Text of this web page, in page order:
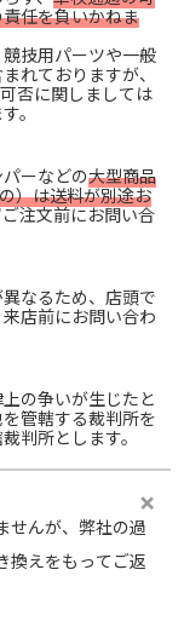
任を負いかねま
技用パーツや一般
れておりますが、
否に関しましては
。
ーなどの大型商品
）は送料が別途お
注文前にお問い合
なるため、店頭で
店前にお問い合わ
の争いが生じたと
管轄する裁判所を
判所とします。
せんが、弊社の過
換えをもってご返